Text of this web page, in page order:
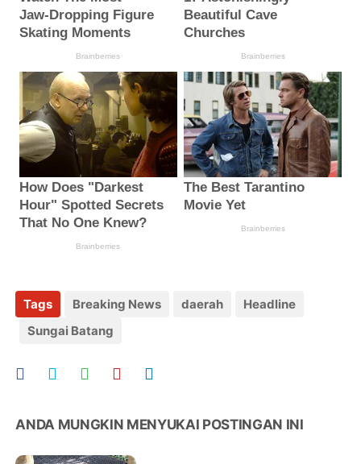
Tags Breaking News daerah
Headline
Sungai Batang
ANDA MUNGKIN MENYUKAI POSTINGAN INI